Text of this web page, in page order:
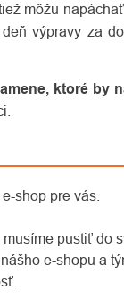
shop pre vás.
pustiť do
e-shopu a
môžu
výpravy za
ktoré by